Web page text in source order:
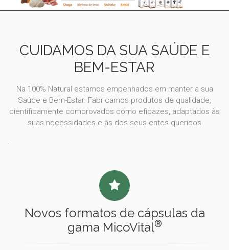
CUIDAMOS DA SUA SAÚDE E
BEM-ESTAR
Na 100% Natural estamos empenhados em manter a sua
Saúde e Bem-Estar. Fabricamos produtos de qualidade,
cientificamente comprovados como eficazes, adaptados às
suas necessidades e às dos seus entes queridos
.
Novos formatos de cápsulas da
gama MicoVital®